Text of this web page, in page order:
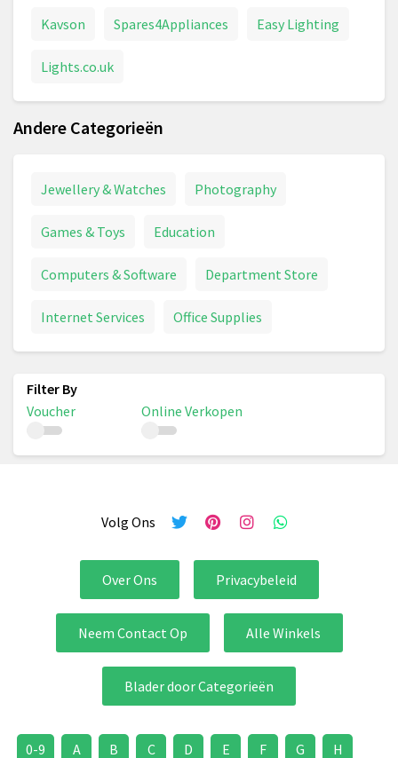
Kavson Spares4Appliances Easy Lighting
Lights.co.uk
Andere Categorieën
Jewellery & Watches Photography
Games & Toys Education
Computers & Software Department Store
Internet Services Office Supplies
Voucher Online Verkopen
Volg Ons
Over Ons Privacybeleid
Neem Contact Op Alle Winkels
Blader door Categorieën
0-9 A B C D E F G H